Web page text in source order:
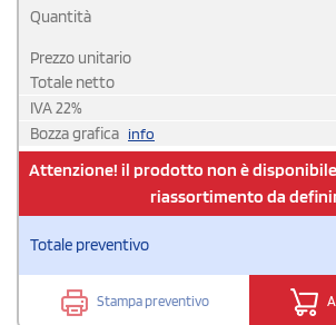
Quantità
Prezzo unitario
Totale netto
IVA22%
Bozza grafica info
Attenzione! il prodotto non è
riassortimento da
Totale preventivo
Stampa preventivo